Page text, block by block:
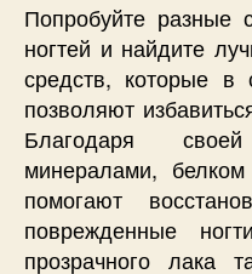
Попробуйте разные
ногтей и найдите
средств, которые в
позволяют
Благодаря
минералами,
помогают
поврежденные
прозрачного лака